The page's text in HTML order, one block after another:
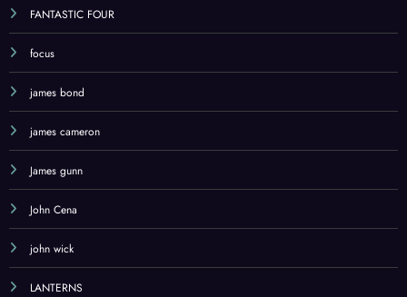
FANTASTIC FOUR
focus
james bond
james cameron
James gunn
John Cena
john wick
LANTERNS